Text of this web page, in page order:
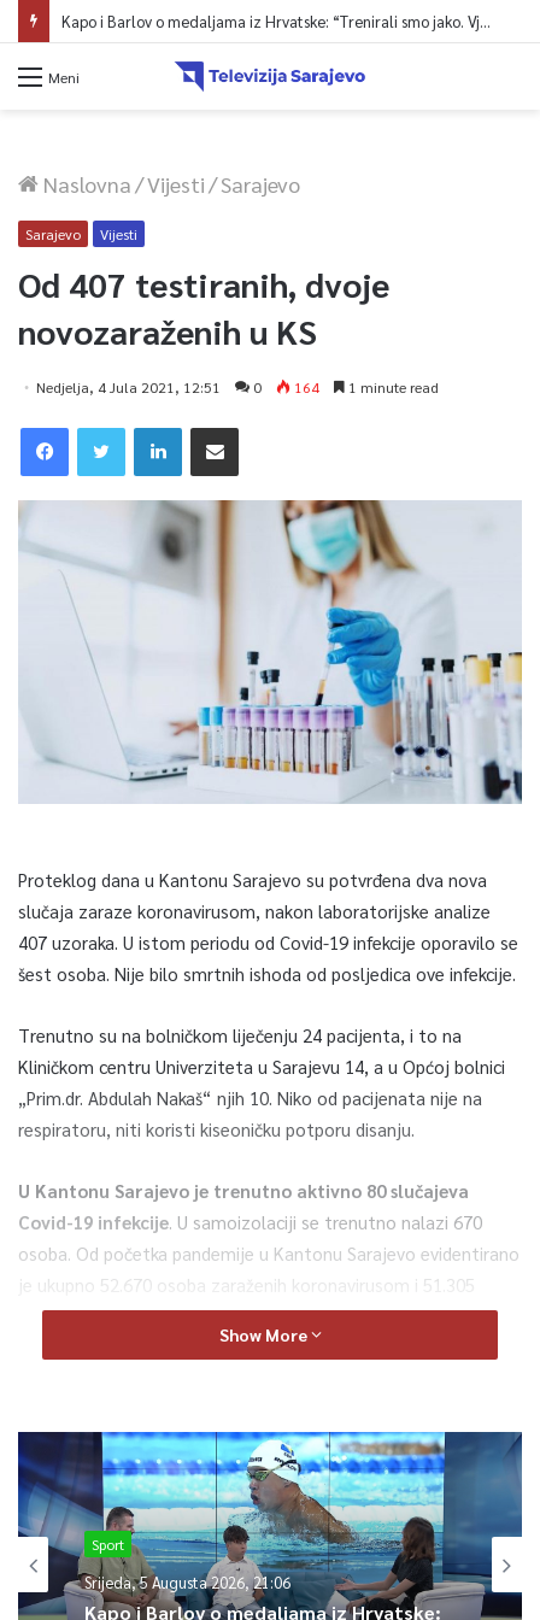
Kapo i Barlov o medaljama iz Hrvatske: “Trenirali smo jako. Vjerovali smo”
Meni
Naslovna/Vijesti/Sarajevo
Sarajevo Vijesti
Od 407 testiranih, dvoje
novozaraženih u KS
Nedjelja, 4 Jula 2021, 12:51 0 164 1 minute read
Proteklog dana u Kantonu Sarajevo su potvrđena dva nova
slučaja zaraze koronavirusom, nakon laboratorijske analize
407 uzoraka. U istom periodu od Covid-19 infekcije oporavilo se
šest osoba. Nije bilo smrtnih ishoda od posljedica ove infekcije.
Trenutno su na bolničkom liječenju 24 pacijenta, i to na
Kliničkom centru Univerziteta u Sarajevu 14, a u Općoj bolnici
„Prim.dr. Abdulah Nakaš“ njih 10. Niko od pacijenata nije na
respiratoru, niti koristi kiseoničku potporu disanju.
U Kantonu Sarajevo je trenutno aktivno 80 slučajeva
Covid-19 infekcije . U samoizolaciji se trenutno nalazi 670
osoba. Od početka pandemije u Kantonu Sarajevo evidentirano
je ukupno 52.670 osoba zaraženih koronavirusom i 51.305
izliječenih. Prema podacima Zavoda za javno zdravstvo KS, u
proteklih sedam dana prosječan broj zaraženih je tri, dok
U Covid-ambulantama Javne ustanove Dom zdravlja KS
pregledana su 22 pacijenata, od kojih niko nije transportovan
na bolničko liječenje. Na drive-in punktu na Vrbanji uzet je 81
bris, a ukupno je na drive-in punktu i u Covid-ambulantama
uzeto 214 briseva za PCR testiranje. Covid-pozivni centar je
Show More
Sport
Srijeda, 5 Augusta 2026, 21:06
Kapo i Barlov o medaljama iz Hrvatske: